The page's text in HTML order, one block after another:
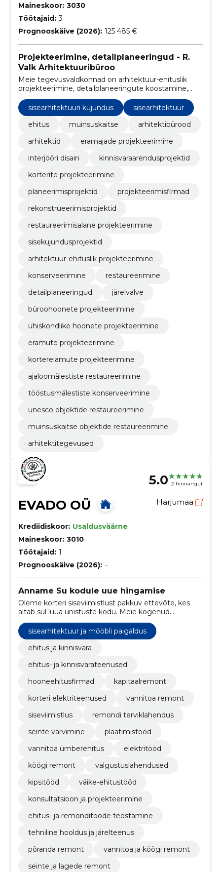
Maineskoor: 3030
Töötajaid: 3
Prognooskäive (2026): 125 485 €
Projekteerimine, detailplaneeringud - R.
Valk Arhitektuuribüroo
Meie tegevusvaldkonnad on arhitektuur-ehituslik
projekteerimine, detailplaneeringute koostamine,
sisearhitektuursed projektid. Tule konsultatsioonile!
sisearhitektuuri kujundus
sisearhitektuur
ehitus
muinsuskaitse
arhitektibürood
arhitektid
eramajade projekteerimine
interjööri disain
kinnisvaraarendusprojektid
korterite projekteerimine
planeerimisprojektid
projekteerimisfirmad
rekonstrueerimisprojektid
restaureerimisalane projekteerimine
sisekujundusprojektid
arhitektuur-ehituslik projekteerimine
konserveerimine
restaureerimine
detailplaneeringud
järelvalve
büroohoonete projekteerimine
ühiskondlike hoonete projekteerimine
eramute projekteerimine
korterelamute projekteerimine
ajaloomälestiste restaureerimine
tööstusmälestiste konserveerimine
unesco objektide restaureerimine
muinsuskaitse objektide restaureerimine
arhitektitegevused
5.0 2 hinnangut
EVADO OÜ Harjumaa
Krediidiskoor: Usaldusväärne
Maineskoor: 3010
Töötajaid: 1
Prognooskäive (2026): –
Anname Su kodule uue hingamise
Oleme korteri siseviimistlust pakkuv ettevõte, kes
aitab sul luua unistuste kodu. Meie kogenud
uueks ja kaasaegseks elamispinnaks.
sisearhitektuur ja mööbli paigaldus
ehitus ja kinnisvara
ehitus- ja kinnisvarateenused
hooneehitusfirmad
kapitaalremont
korteri elektriteenused
vannitoa remont
siseviimistlus
remondi terviklahendus
seinte värvimine
plaatimistööd
vannitoa ümberehitus
elektritööd
köögi remont
valgustuslahendused
kipsitööd
väike-ehitustööd
konsultatsioon ja projekteerimine
ehitus- ja remonditööde teostamine
tehniline hooldus ja järelteenus
põranda remont
vannitoa ja köögi remont
seinte ja lagede remont